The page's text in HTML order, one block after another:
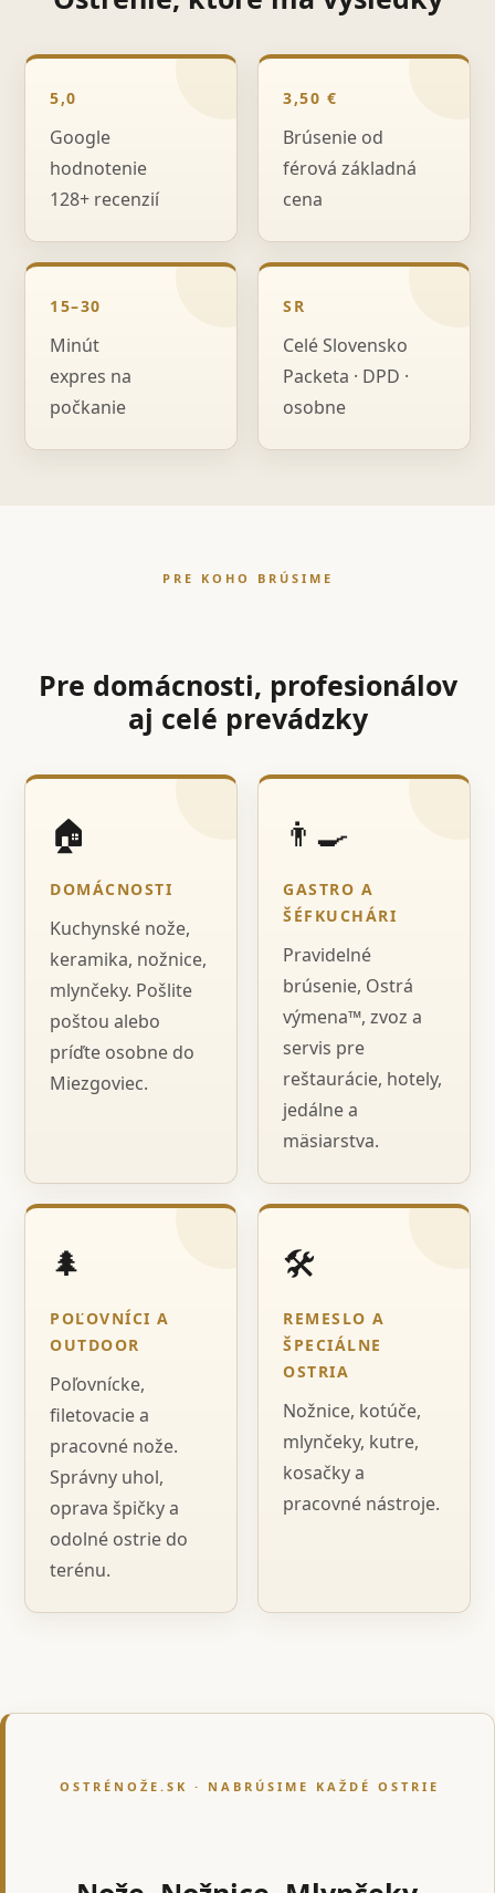
5,0
Google
hodnotenie
128+ recenzií
3,50 €
Brúsenie od
férová základná
cena
15–30
Minút
expres na
počkanie
SR
Celé Slovensko
Packeta · DPD ·
osobne
PRE KOHO BRÚSIME
Pre domácnosti, profesionálov
aj celé prevádzky
🏠
DOMÁCNOSTI
Kuchynské nože,
keramika, nožnice,
mlynčeky. Pošlite
poštou alebo
príďte osobne do
Miezgoviec.
👨‍🍳
GASTRO A
ŠÉFKUCHÁRI
Pravidelné
brúsenie, Ostrá
výmena™, zvoz a
servis pre
reštaurácie, hotely,
jedálne a
mäsiarstva.
🌲
POĽOVNÍCI A
OUTDOOR
Poľovnícke,
filetovacie a
pracovné nože.
Správny uhol,
oprava špičky a
odolné ostrie do
terénu.
🛠️
REMESLO A
ŠPECIÁLNE
OSTRIA
Nožnice, kotúče,
mlynčeky, kutre,
kosačky a
pracovné nástroje.
OSTRÉNOŽE.SK · NABRÚSIME KAŽDÉ OSTRIE